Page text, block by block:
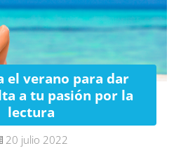
el verano para dar
a tu pasión por la
lectura
20 julio 2022